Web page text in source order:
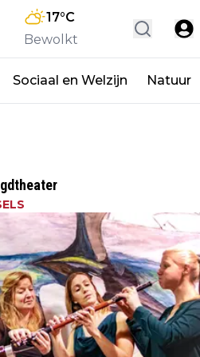
17°C
Bewolkt
Sociaal en Welzijn Natuur